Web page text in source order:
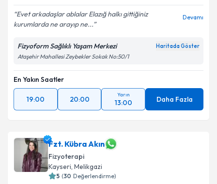
Kişisel verilerimin işlenmesine ilişkin
Aydınlatma
Metni'ni okudum ve kişisel verilerimin belirtilen
kapsamda işlenmesini kabul ediyorum.
Takvim Talebini Gönder
Evet arkadaşlar ablalar Elazığ halkı gittiğiniz
kurumlarda ne arayıp ne...
Devamı
Fizyoform Sağlıklı Yaşam Merkezi Haritada Göster
Ataşehir Mahallesi Zeybekler Sokak No:50/1
En Yakın Saatler
19:00 20:00
Yarın
13:00 Daha Fazla
Fzt. Kübra Akın
Fizyoterapi
Kayseri, Melikgazi
5 (30 Değerlendirme)